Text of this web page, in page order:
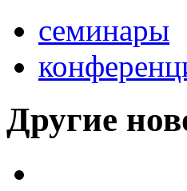
семинары
Другие